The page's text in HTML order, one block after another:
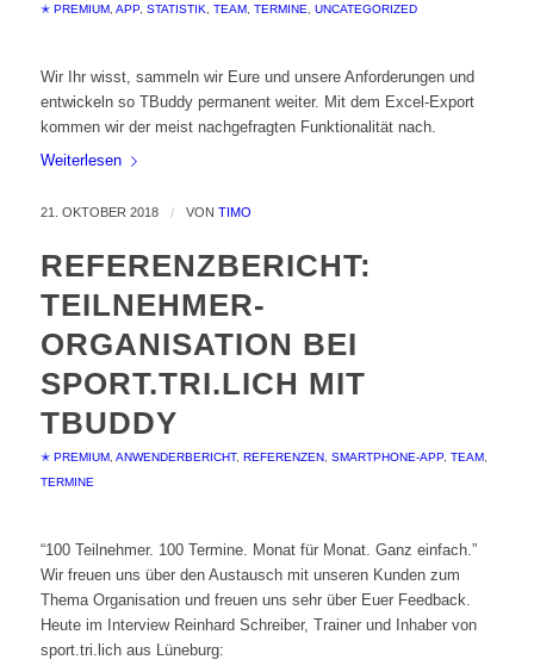
✭ PREMIUM, APP, STATISTIK TEAM, TERMINE UNCATEGORIZED
Wir Ihr wisst, sammeln wir Eure und unsere Anforderungen und
entwickeln so TBuddy permanent weiter. Mit dem Excel-Export
kommen wir der meist nachgefragten Funktionalität nach.
Weiterlesen
21. OKTOBER 2018 / VON TIMO
REFERENZBERICHT:
TEILNEHMER-
ORGANISATION BEI
SPORT.TRI.LICH MIT
TBUDDY
✭ PREMIUM, ANWENDERBERICHT, REFERENZEN, SMARTPHONE-APP, TEAM,
TERMINE
“100 Teilnehmer. 100 Termine. Monat für Monat. Ganz einfach.”
Wir freuen uns über den Austausch mit unseren Kunden zum
Thema Organisation und freuen uns sehr über Euer Feedback.
Heute im Interview Reinhard Schreiber, Trainer und Inhaber von
sport.tri.lich aus Lüneburg: